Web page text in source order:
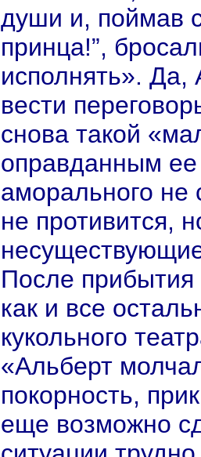
души и, поймав
принца!”,
исполнять». Да,
вести
снова такой
оправданным ее
аморального не
не противится,
После
как и все
кукольного
«Альберт
покорность,
еще возможно